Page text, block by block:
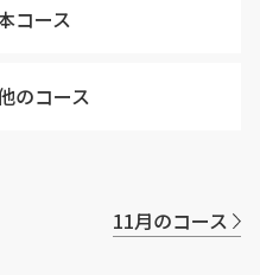
コース
のコース
11月のコース